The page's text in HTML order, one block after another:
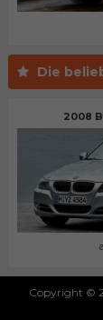
Die
2008
Copyright ©